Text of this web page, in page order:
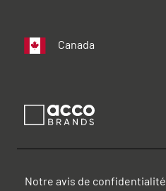
Canada
Notre avis de confidentialité